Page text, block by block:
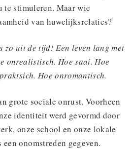
stimuleren. Maar wie
van huwelijksrelaties?
zo uit de tijd! Een leven lang met
onrealistisch. Hoe saai. Hoe
Hoe onromantisch.
grote sociale onrust. Voorheen
identiteit werd gevormd door
onze school en onze lokale
een onomstreden gegeven.